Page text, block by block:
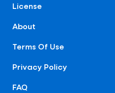
License
About
Terms Of Use
Privacy Policy
FAQ